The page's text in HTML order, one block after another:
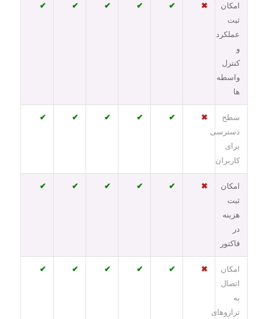
امکان
ثبت
عملکرد
و
کنترل
واسطه
ها
✖
✔
✔
✔
✔
✔
سطح
دسترسی
برای
کاربران
✖
✔
✔
✔
✔
✔
امکان
ثبت
هزینه
در
فاکتور
✖
✔
✔
✔
✔
✔
امکان
اتصال
به
ترازوهای
✖
✔
✔
✔
✔
✔